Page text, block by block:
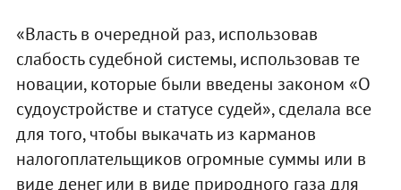
«Власть в очередной раз, использовав
слабость судебной системы, использовав те
новации, которые были введены законом «О
судоустройстве и статусе судей», сделала все
для того, чтобы выкачать из карманов
налогоплательщиков огромные суммы или в
виде денег или в виде природного газа для